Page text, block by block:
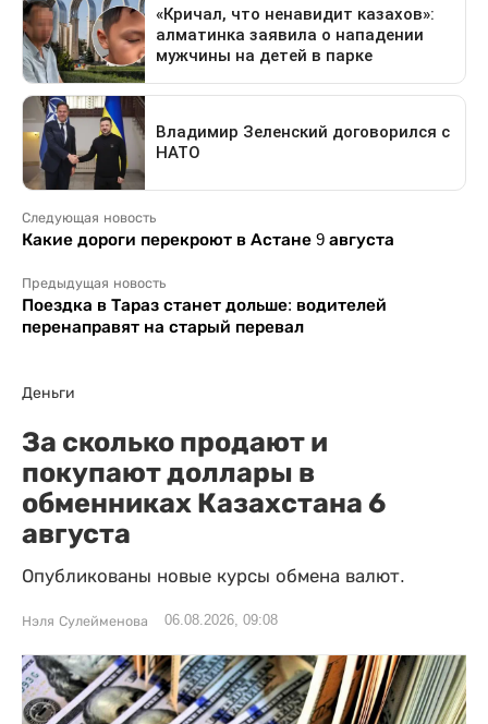
Следующая новость
Какие дороги перекроют в Астане 9 августа
Предыдущая новость
Поездка в Тараз станет дольше: водителей
перенаправят на старый перевал
Деньги
За сколько продают и
покупают доллары в
обменниках Казахстана 6
августа
Опубликованы новые курсы обмена валют.
Нэля Сулейменова 06.08.2026, 09:08